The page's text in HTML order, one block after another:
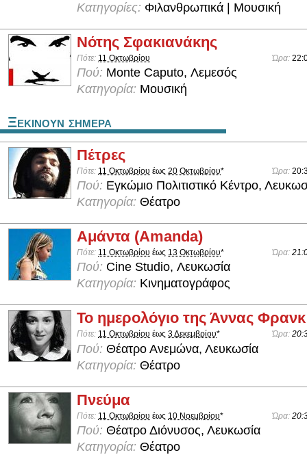
Κατηγορίες: Φιλανθρωπικά | Μουσική
Νότης Σφακιανάκης
Πότε: 11 Οκτωβρίου Ώρα:
Πού: Monte Caputo, Λεμεσός
Κατηγορία: Μουσική
Ξεκινουν σημερα
Πέτρες
Πότε: 11 Οκτωβρίου έως 20 Οκτωβρίου* Ώρα:
Πού: Εγκώμιο Πολιτιστικό Κέντρο,
Κατηγορία: Θέατρο
Αμάντα (Amanda)
Πότε: 11 Οκτωβρίου έως 13 Οκτωβρίου* Ώρα:
Πού: Cine Studio, Λευκωσία
Κατηγορία: Κινηματογράφος
Το ημερολόγιο της Άννας Φρανκ
Πότε: 11 Οκτωβρίου έως 3 Δεκεμβρίου* Ώρα:
Πού: Θέατρο Ανεμώνα, Λευκωσία
Κατηγορία: Θέατρο
Πνεύμα
Πότε: 11 Οκτωβρίου έως 10 Νοεμβρίου* Ώρα:
Πού: Θέατρο Διόνυσος, Λευκωσία
Κατηγορία: Θέατρο